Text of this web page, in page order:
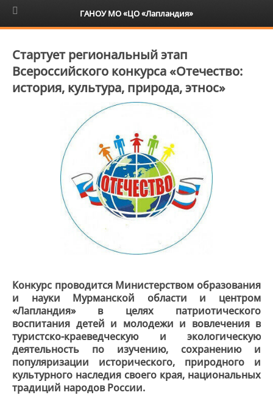
6+
Стартует региональный этап
Всероссийского конкурса «Отечество:
история, культура, природа, этнос»
Конкурс проводится Министерством образования
и науки Мурманской области и центром
«Лапландия» в целях патриотического
воспитания детей и молодежи и вовлечения в
туристско-краеведческую и экологическую
деятельность по изучению, сохранению и
популяризации исторического, природного и
культурного наследия своего края, национальных
традиций народов России.
ГАНОУ МО «ЦО «Лапландия»